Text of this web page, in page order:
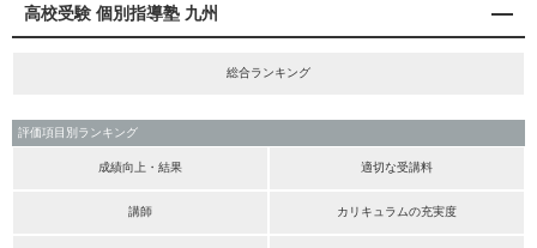
高校受験 個別指導塾 九州
総合ランキング
評価項目別ランキング
成績向上・結果 適切な受講料
講師 カリキュラムの充実度